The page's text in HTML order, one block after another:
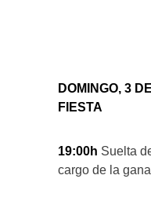
DOMINGO, 3
FIESTA
19:00h Suelta
cargo de la